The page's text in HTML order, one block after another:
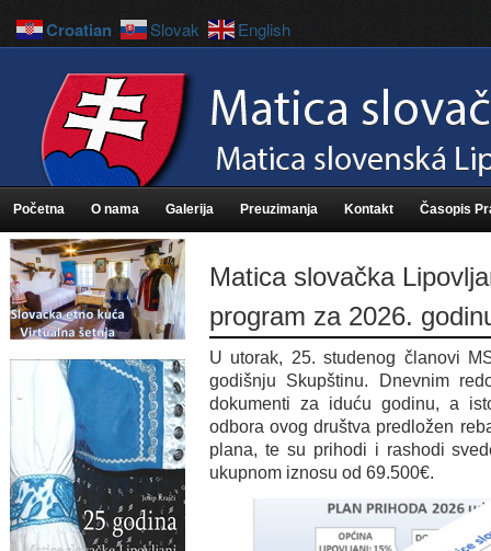
Početna O nama Galerija Preuzimanja Kontakt Časopis
Matica slovačka
program za 2026.
U utorak, 25. studenog članovi
godišnju Skupštinu. Dnevnim
dokumenti za iduću godinu, a
odbora ovog društva predložen
plana, te su prihodi i rashodi
ukupnom iznosu od 69.500€.
Croatian Slovak English